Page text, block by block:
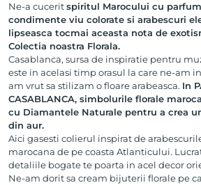
Ne-a cuceritspiritul Marocului cu
condimente viu colorate si arabescuri
lipseasca tocmai aceasta nota de
Colectia noastra Florala.
Casablanca, sursa de inspiratie pentru
este in acelasi timp orasul la care ne-am
am vrut sa stilizam o floare arabeasca. In
CASABLANCA, simbolurile florale
cu Diamantele Naturale pentru a crea
din aur.
Aici gasesti colierul inspirat de
marocana de pe coasta Atlanticului.
detaliile bogate te poarta in acel decor
Ne-am dorit sa cream bijuterii florale pe